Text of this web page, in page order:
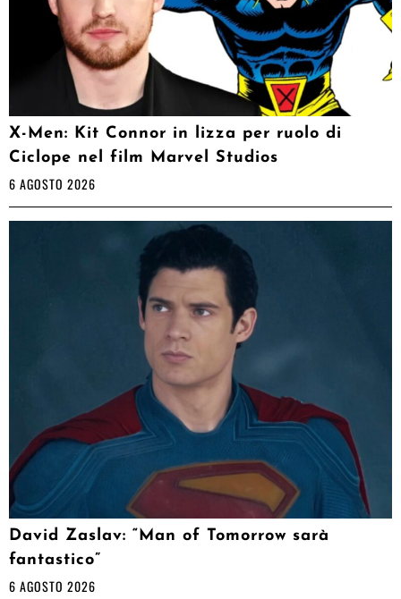
X-Men: Kit Connor in lizza per ruolo di
Ciclope nel film Marvel Studios
6 AGOSTO 2026
David Zaslav: “Man of Tomorrow sarà
fantastico”
6 AGOSTO 2026